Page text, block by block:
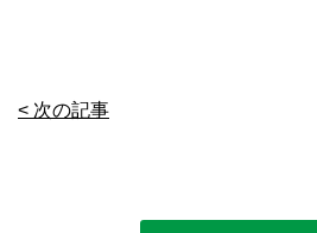
< 次の記事